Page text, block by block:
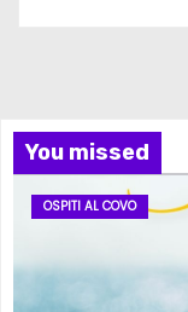
You missed
OSPITI AL COVO